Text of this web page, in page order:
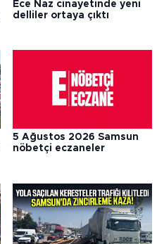
Ece Naz cinayetinde yeni
delliler ortaya çıktı
5 Ağustos 2026 Samsun
nöbetçi eczaneler